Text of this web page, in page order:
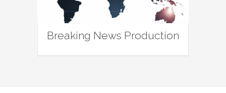
Breaking News Production